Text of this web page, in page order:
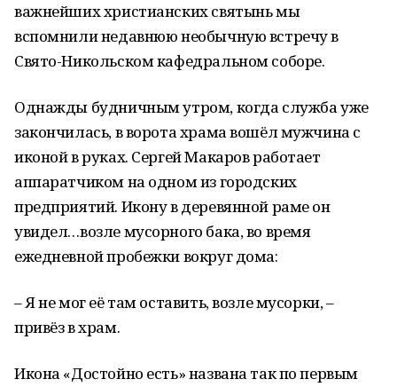
важнейших христианских святынь мы
вспомнили недавнюю необычную встречу в
Свято-Никольском кафедральном соборе.
Однажды будничным утром, когда служба уже
закончилась, в ворота храма вошёл мужчина с
иконой в руках. Сергей Макаров работает
аппаратчиком на одном из городских
предприятий. Икону в деревянной раме он
увидел…возле мусорного бака, во время
ежедневной пробежки вокруг дома:
– Я не мог её там оставить, возле мусорки, –
привёз в храм.
Икона «Достойно есть» названа так по первым